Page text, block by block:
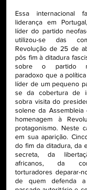
Essa internacional
liderança em
líder do partido
utilizou-se das
Revolução de 25 de
pôs fim à ditadura
sobre o partido
paradoxo que a
líder de um pequeno
se da cobertura de
sobra visita do
solene da Assembleia
homenagem à
protagonismo. Neste
em sua aparição.
do fim da ditadura, da
secreta, da
africanos, da
torturadores deparar-
de quem defenda a